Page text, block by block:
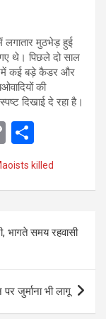
लगातार मुठभेड़ हुई
थे। पिछले दो साल
कई बड़े कैडर और
की
दिखाई दे रहा है।
C
o
py
n
h
ar
killed
भागते समय रहवासी
जुर्माना भी लागू